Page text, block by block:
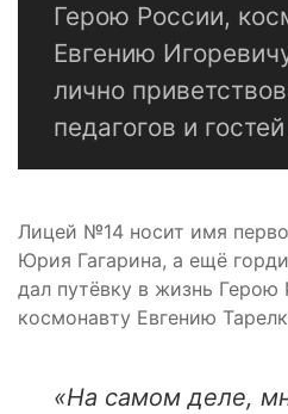
Герою России,
Евгению
лично
педагогов и
Лицей №14 носит имя
Юрия Гагарина, а ещё
дал путёвку в жизнь Герою
космонавту Евгению
«На самом деле,